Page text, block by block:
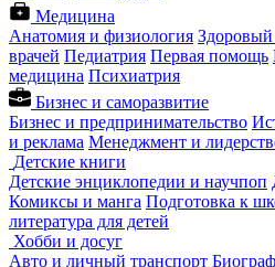
Медицина
Анатомия и физиология Здоровый
врачей Педиатрия Первая помощь
медицина Психиатрия
Бизнес и саморазвитие
Бизнес и предпринимательство
и реклама Менеджмент и
Детские книги
Детские энциклопедии и научпоп
Комиксы и манга Подготовка к
литература для детей
Хобби и досуг
Авто и личный транспорт